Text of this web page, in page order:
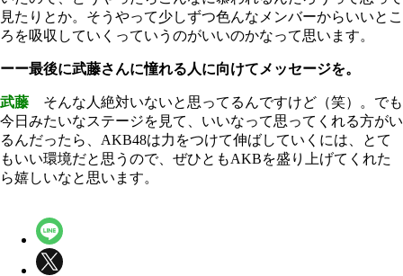
見たりとか。そうやって少しずつ色んなメンバーからいいとこ
ろを吸収していくっていうのがいいのかなって思います。
ーー最後に武藤さんに憧れる人に向けてメッセージを。
武藤 そんな人絶対いないと思ってるんですけど（笑）。でも
今日みたいなステージを見て、いいなって思ってくれる方がい
るんだったら、AKB48は力をつけて伸ばしていくには、とて
もいい環境だと思うので、ぜひともAKBを盛り上げてくれた
ら嬉しいなと思います。